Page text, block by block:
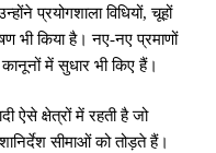
प्रयोगशाला विधियों,चूहों
भी किया है। नए-नए प्रमाणों
में सुधार भी किए हैं।
ऐसे क्षेत्रों में रहती है जो
सीमाओं को तोड़ते हैं।